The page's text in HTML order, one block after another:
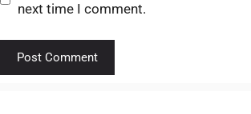
next time I comment.